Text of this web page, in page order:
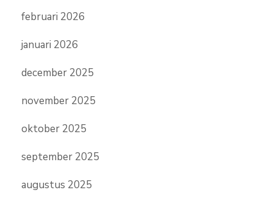
februari 2026
januari 2026
december 2025
november 2025
oktober 2025
september 2025
augustus 2025